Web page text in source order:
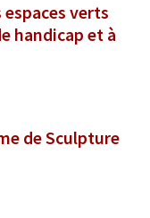
verts
handicap et à